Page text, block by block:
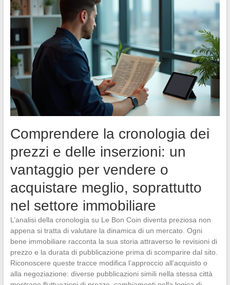
Comprendere la cronologia dei
prezzi e delle inserzioni: un
vantaggio per vendere o
acquistare meglio, soprattutto
nel settore immobiliare
L’analisi della cronologia su Le Bon Coin diventa preziosa non
appena si tratta di valutare la dinamica di un mercato. Ogni
bene immobiliare racconta la sua storia attraverso le revisioni di
prezzo e la durata di pubblicazione prima di scomparire dal sito.
Riconoscere queste tracce modifica l’approccio all’acquisto o
alla negoziazione: diverse pubblicazioni simili nella stessa città